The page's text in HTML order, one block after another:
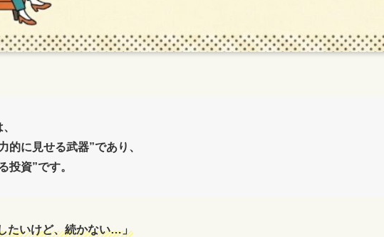
的に見せる武器”であり、
投資”です。
たいけど、続かない…」